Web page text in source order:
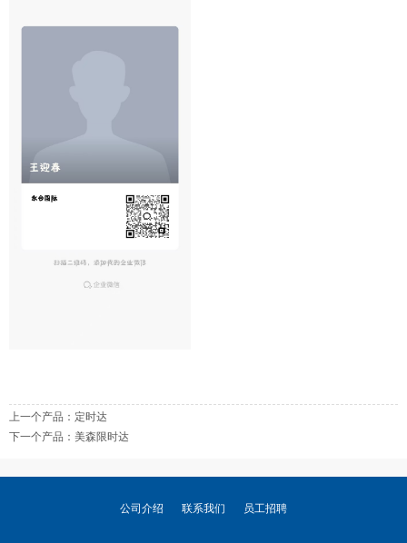
上一个产品： 定时达
下一个产品： 美森限时达
公司介绍 联系我们 员工招聘